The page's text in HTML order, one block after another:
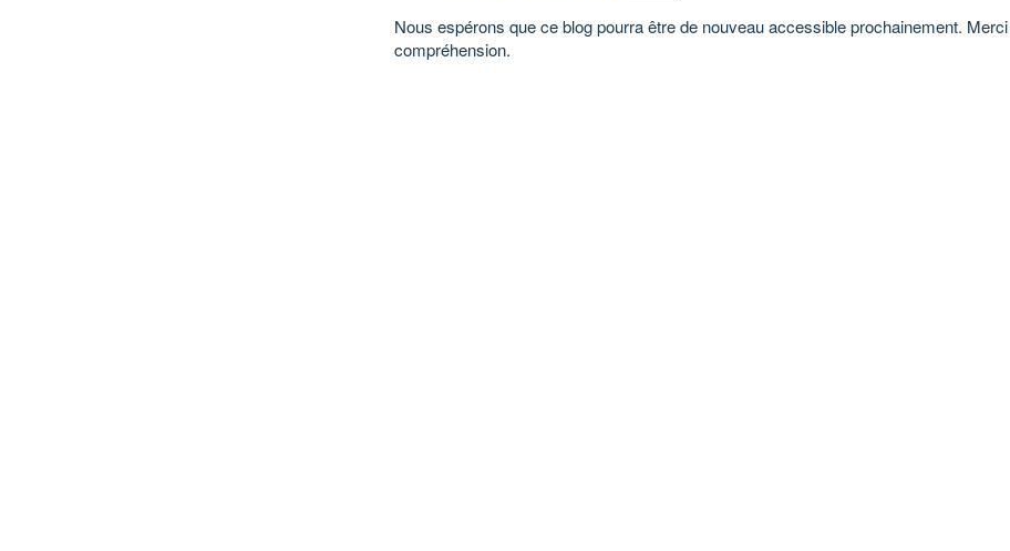
Nous espérons que ce blog pourra être de nouveau accessible prochainement.
compréhension.